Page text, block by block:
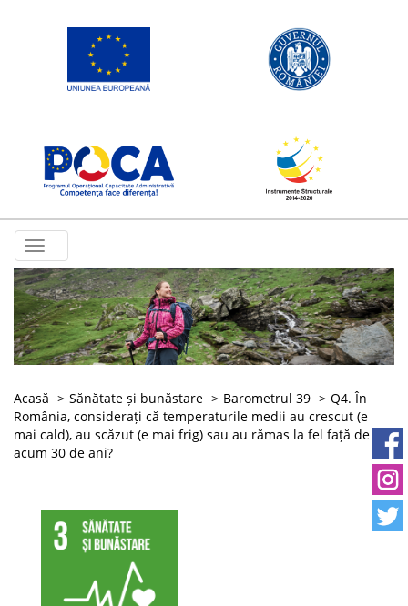
Toggle
navigation
Acasă Sănătate și bunăstare Barometrul 39
Q4. În
România, considerați că temperaturile medii au crescut (e
mai cald), au scăzut (e mai frig) sau au rămas la fel față de
acum 30 de ani?